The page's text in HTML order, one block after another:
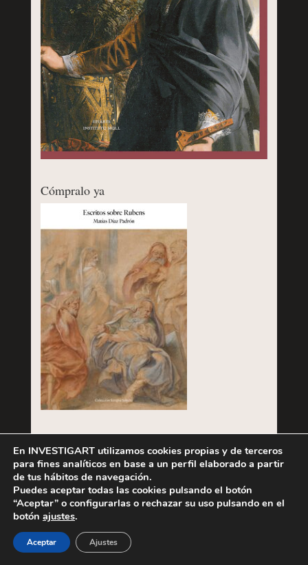
Cómpralo ya
En INVESTIGART utilizamos cookies propias y de terceros
para fines analíticos en base a un perfil elaborado a partir
de tus hábitos de navegación.
Puedes aceptar todas las cookies pulsando el botón
“Aceptar” o configurarlas o rechazar su uso pulsando en el
botón ajustes.
Aceptar Ajustes